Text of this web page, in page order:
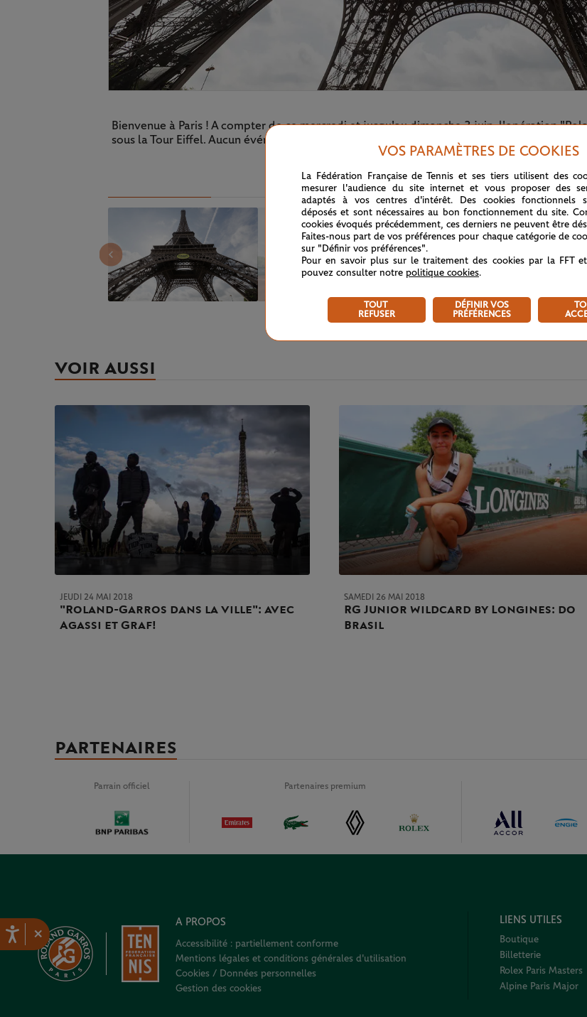
×
Bienvenue à Paris ! A compter de ce mercredi et jusqu'au dimanche 3 juin, l'opération
sous la Tour Eiffel. Aucun événement n’avait jusque-là été organisé entre les quatre pieds
VOIR AUSSI
JEUDI 24 MAI 2018
"Roland-Garros dans la ville" : avec
Agassi et Graf !
SAMEDI 26 MAI 2018
RG Junior wildcard by Longines : do
Brasil
PARTENAIRES
Parrain officiel Partenaires premium
A PROPOS
Accessibilité : partiellement conforme
Mentions légales et conditions générales d'utilisation
Cookies / Données personnelles
Gestion des cookies
LIENS UTILES
Boutique
Billetterie
Rolex Paris Masters
Alpine Paris Major
VOS PARAMÈTRES DE COOKIES
La Fédération Française de Tennis et ses tiers utilisent des
mesurer l'audience du site internet et vous proposer des
adaptés à vos centres d'intérêt. Des cookies fonctionnels
déposés et sont nécessaires au bon fonctionnement du site.
cookies évoqués précédemment, ces derniers ne peuvent être
Faites-nous part de vos préférences pour chaque catégorie de
sur "Définir vos préférences".
Pour en savoir plus sur le traitement des cookies par la FFT
pouvez consulter notre politique cookies.
TOUT
REFUSER
DÉFINIR VOS
PRÉFÉRENCES